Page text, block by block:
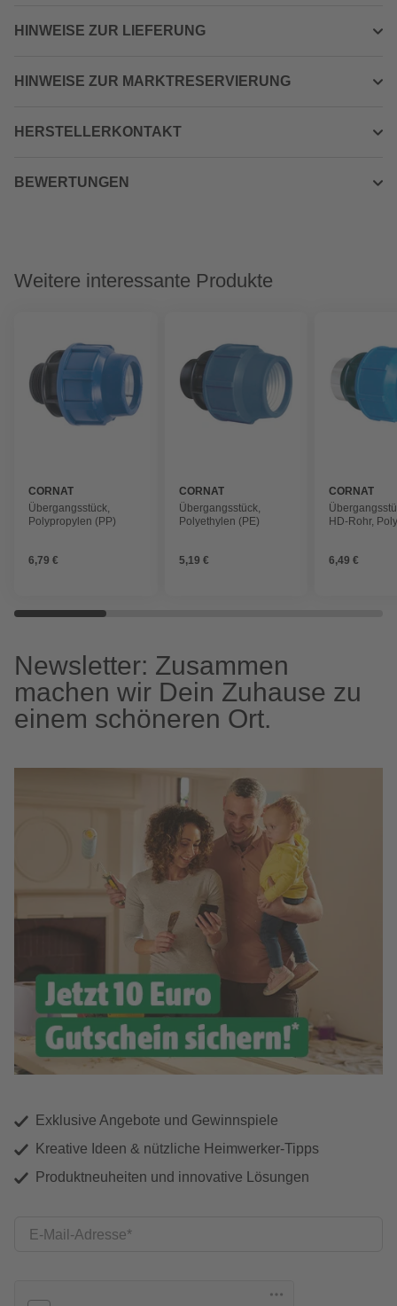
HINWEISE ZUR LIEFERUNG
HINWEISE ZUR MARKTRESERVIERUNG
HERSTELLERKONTAKT
BEWERTUNGEN
Weitere interessante Produkte
CORNAT
Übergangsstück,
Polypropylen (PP)
6,79 €
CORNAT
Übergangsstück,
Polyethylen (PE)
5,19 €
CORNAT
HD-Rohr,
6,49 €
Newsletter: Zusammen
machen wir Dein Zuhause zu
einem schöneren Ort.
Exklusive Angebote und Gewinnspiele
Kreative Ideen & nützliche Heimwerker-Tipps
Produktneuheiten und innovative Lösungen
E-Mail-Adresse